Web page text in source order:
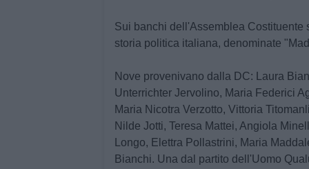
Sui banchi dell'Assemblea Costituente
storia politica italiana, denominate
Nove provenivano dalla DC: Laura
Unterrichter Jervolino, Maria Federici
Maria Nicotra Verzotto, Vittoria
Nilde Jotti, Teresa Mattei, Angiola
Longo, Elettra Pollastrini, Maria
Bianchi. Una dal partito dell'Uomo